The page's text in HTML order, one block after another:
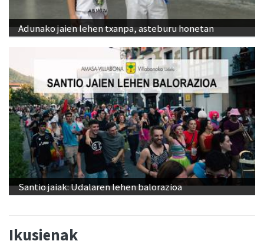
Adunako jaien lehen txanpa, asteburu honetan
Santio jaiak: Udalaren lehen balorazioa
Ikusienak